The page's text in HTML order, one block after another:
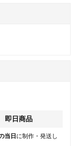
即日商品
当日 に制作・発送し